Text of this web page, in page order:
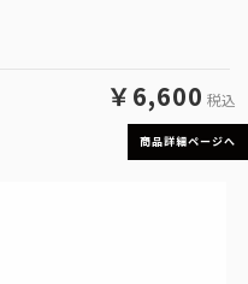
￥6,600 税込
商品詳細ページへ